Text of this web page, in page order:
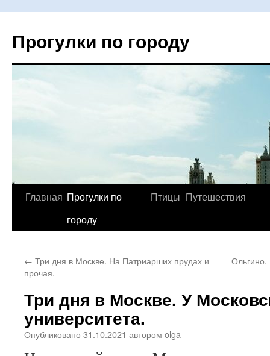
Прогулки по городу
Перейти
Главная Прогулки по
городу
Птицы Путешествия
← Три дня в Москве. На Патриарших прудах и
прочая.
Ольгино.
Три дня в Москве. У
университета.
Опубликовано 31.10.2021 автором olga